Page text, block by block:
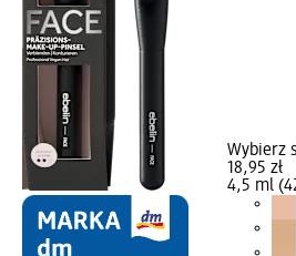
Wybierz
18,95 zł
4,5 ml